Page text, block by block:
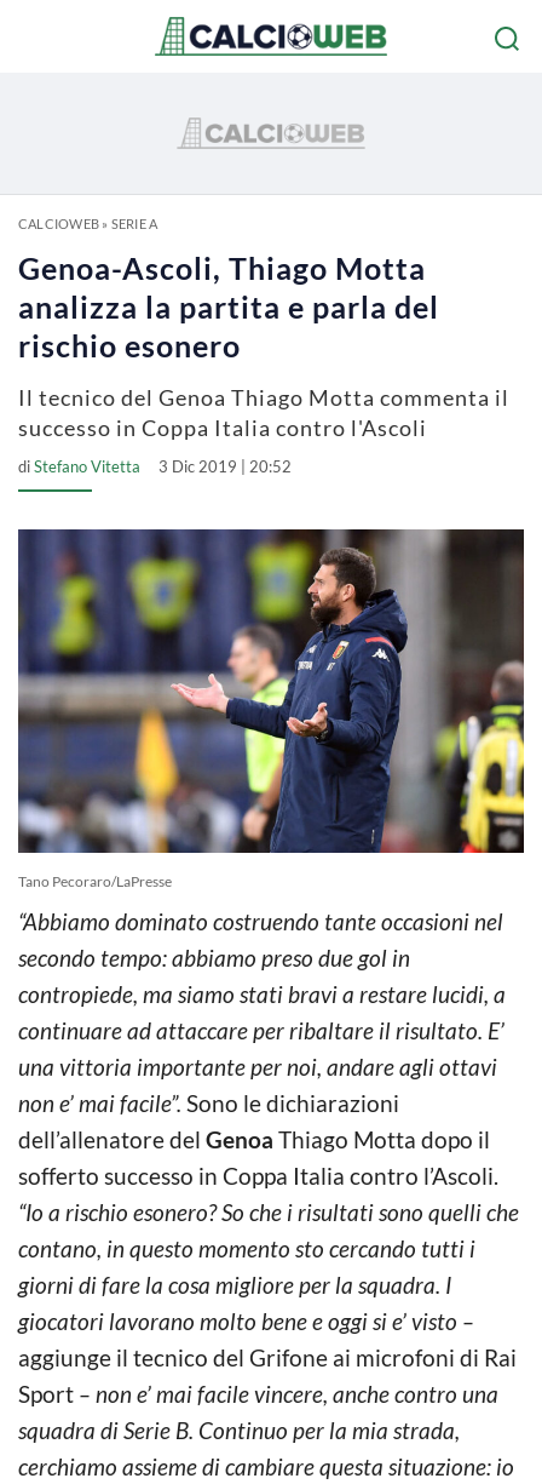
CALCIOWEB» SERIE A
Genoa-Ascoli, Thiago Motta
analizza la partita e parla del
rischio esonero
Il tecnico del Genoa Thiago Motta commenta il
successo in Coppa Italia contro l'Ascoli
diStefano Vitetta 3 Dic 2019 | 20:52
Tano Pecoraro/LaPresse
“Abbiamo dominato costruendo tante occasioni nel
secondo tempo: abbiamo preso due gol in
contropiede, ma siamo stati bravi a restare lucidi, a
continuare ad attaccare per ribaltare il risultato. E’
una vittoria importante per noi, andare agli ottavi
non e’ mai facile”. Sono le dichiarazioni
dell’allenatore del Genoa Thiago Motta dopo il
sofferto successo in Coppa Italia contro l’Ascoli.
“Io a rischio esonero? So che i risultati sono quelli che
contano, in questo momento sto cercando tutti i
giorni di fare la cosa migliore per la squadra. I
giocatori lavorano molto bene e oggi si e’ visto –
aggiunge il tecnico del Grifone ai microfoni di Rai
Sport – non e’ mai facile vincere, anche contro una
squadra di Serie B. Continuo per la mia strada,
cerchiamo assieme di cambiare questa situazione: io